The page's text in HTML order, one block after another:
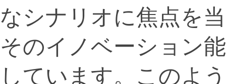
なシナリオに焦点を
そのイノベーション
しています。このよ